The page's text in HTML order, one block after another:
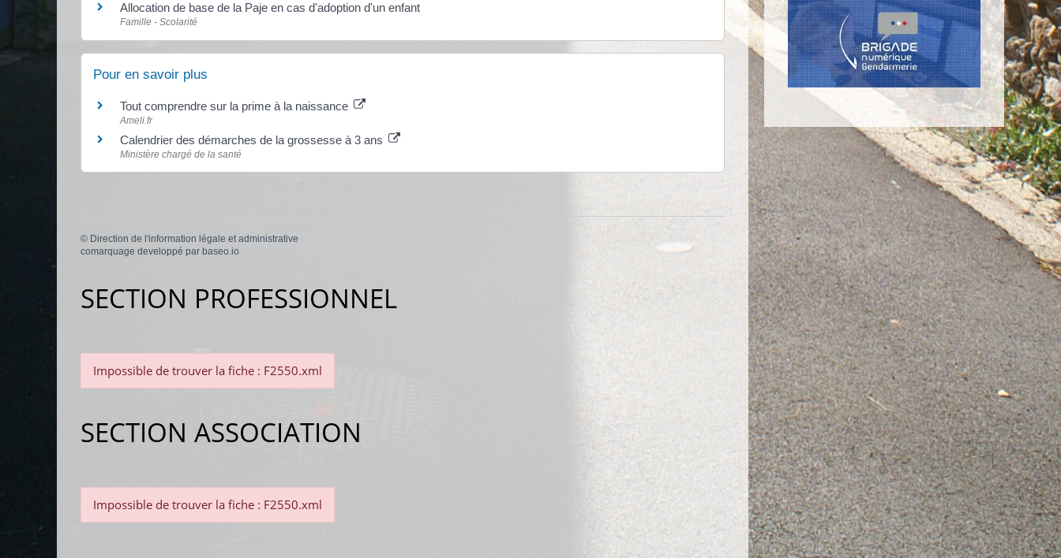
Allocation de base de la Paje en cas d'adoption d'un enfant
Famille - Scolarité
Pour en savoir plus
Tout comprendre sur la prime à la naissance
Ameli.fr
Calendrier des démarches de la grossesse à 3 ans
Ministère chargé de la santé
© Direction de l'information légale et administrative
comarquage developpé par baseo.io
SECTION PROFESSIONNEL
Impossible de trouver la fiche : F2550.xml
SECTION ASSOCIATION
Impossible de trouver la fiche : F2550.xml